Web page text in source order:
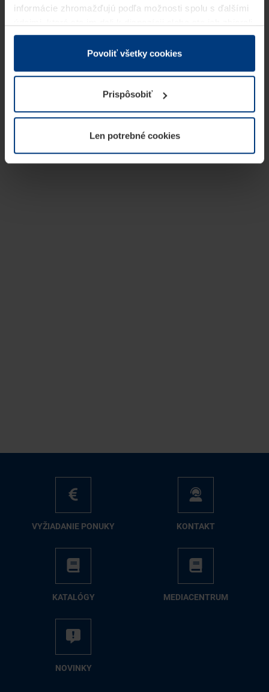
informácie zhromažďujú podľa možnosti spolu s ďalšími
v rámci Vášho využívania služieb.
Z právneho hľadiska môžeme cookies ukladať na Vašom
prevádzku tejto stránky. Pre všetky ostatné typy cookie
potrebujeme Vaše povolenie. Vaše povolenie môžete
kedykoľvek zmeniť alebo odvolať vo vysvetlení cookie
našej webovej stránky.
Povoliť všetky cookies
Prispôsobiť
Len potrebné cookies
VY­ŽIA­DA­NIE PO­NU­KY KON­TAKT
KA­TA­LÓ­GY ME­DIA­CEN­TRUM
NO­VIN­KY